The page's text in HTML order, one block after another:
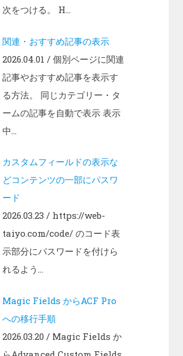
次をつける。 H...
関連・おすすめ記事の表示
2026.04.01 / 個別ページに関連
記事やおすすめ記事を表示す
る方法。 同じカテゴリー・タ
ームの記事を自動で表示 表示
中...
カスタムフィールドの表示な
どコンテンツの一部にパスワ
ード
2026.03.23 / https://web-
taiyo.com/code/ のコード表
示部分にパスワードを付けら
れるよう...
Magic Fields からACF Pro
への移行手順
2026.03.20 / Magic Fields か